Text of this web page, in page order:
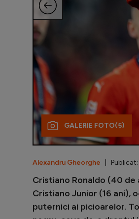
GALERIE FOTO(5)
Alexandru Gheorghe | Publicat:
Cristiano Ronaldo (40
Cristiano Junior (16 ani),
puternici ai picioarelor.